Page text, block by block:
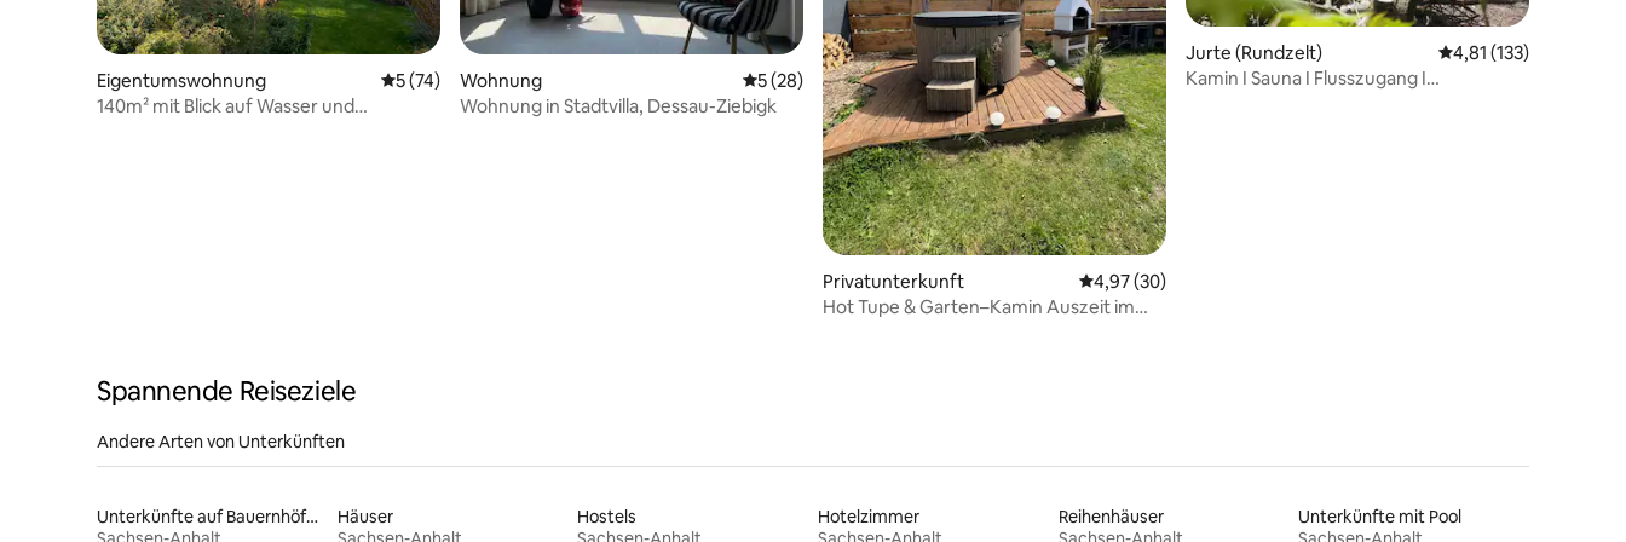
Eigentumswohnung Durchschnittliche Bewertung: 5 von 5, 74 Bewertungen
5 (74)
140m² mit Blick auf Wasser und
Wohnung Durchschnittliche Bewertung: 5 von 5, 28 Bewertungen
5 (28)
Wohnung in Stadtvilla, Dessau-Ziebigk
Privatunterkunft Durchschnittliche Bewertung: 4,97 von 5, 30 Bewertungen
4,97 (30)
Hot Tupe & Garten–Kamin Auszeit im
Jurte (Rundzelt) Durchschnittliche
4,81 (133)
Kamin I Sauna I Flusszugang I
Spannende Reiseziele
Andere Arten von Unterkünften
Unterkünfte auf Bauernhöfen
Häuser
Hostels
Hotelzimmer
Reihenhäuser
Unterkünfte mit Pool